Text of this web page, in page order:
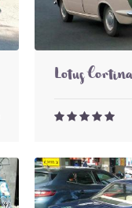
Lotus Cortina